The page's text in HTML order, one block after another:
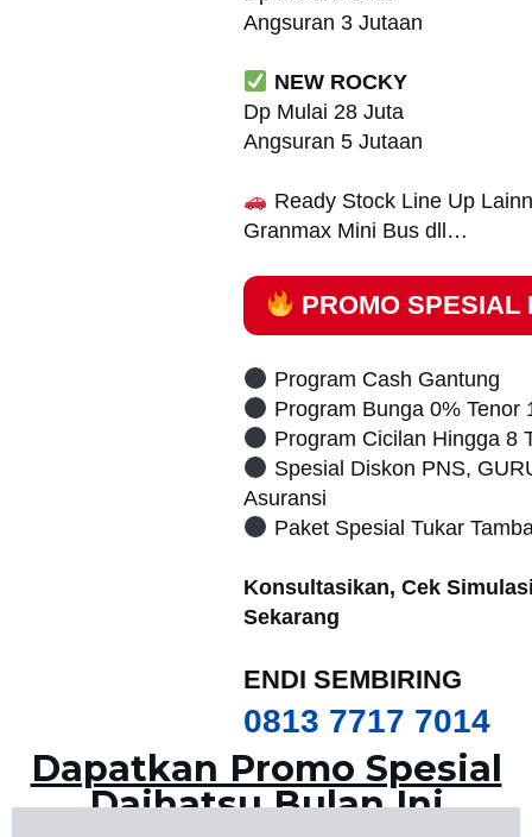
Angsuran 3 Jutaan
NEW ROCKY
Dp Mulai 28 Juta
Angsuran 5 Jutaan
Ready Stock Line Up
Granmax Mini Bus dll…
PROMO
Program Cash Gantung
Program Bunga 0% Tenor
Program Cicilan Hingga 8
Spesial Diskon PNS,
Asuransi
Paket Spesial Tukar
Konsultasikan, Cek
Sekarang
ENDI SEMBIRING
0813 7717 7014
Dapatkan Promo Spesial
Daihatsu Bulan Ini